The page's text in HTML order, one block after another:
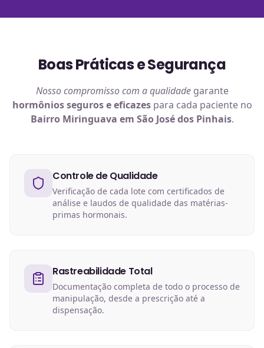
Boas Práticas e Segurança
Nosso compromisso com a qualidadegarante
hormôniosseguros e eficazespara cada paciente no
Bairro Miringuava em São José dos Pinhais.
Controle de Qualidade
Verificação de cada lote com certificados de
análise e laudos de qualidade das matérias-
primas hormonais.
Rastreabilidade Total
Documentação completa de todo o processo de
manipulação, desde a prescrição até a
dispensação.